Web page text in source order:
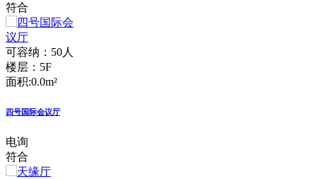
符合
可容纳：50人
楼层：5F
面积:0.0m²
四号国际会议厅
电询
符合